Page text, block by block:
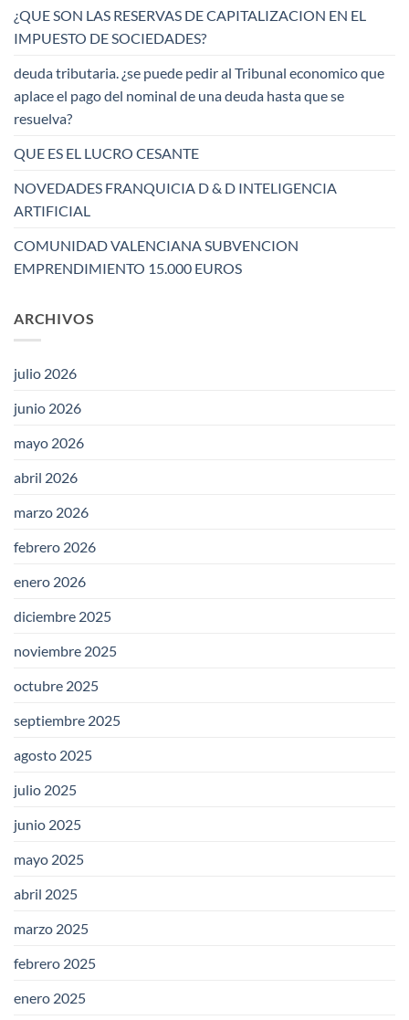
¿QUE SON LAS RESERVAS DE CAPITALIZACION EN EL
IMPUESTO DE SOCIEDADES?
deuda tributaria. ¿se puede pedir al Tribunal economico que
aplace el pago del nominal de una deuda hasta que se
resuelva?
QUE ES EL LUCRO CESANTE
NOVEDADES FRANQUICIA D & D INTELIGENCIA
ARTIFICIAL
COMUNIDAD VALENCIANA SUBVENCION
EMPRENDIMIENTO 15.000 EUROS
ARCHIVOS
julio 2026
junio 2026
mayo 2026
abril 2026
marzo 2026
febrero 2026
enero 2026
diciembre 2025
noviembre 2025
octubre 2025
septiembre 2025
agosto 2025
julio 2025
junio 2025
mayo 2025
abril 2025
marzo 2025
febrero 2025
enero 2025